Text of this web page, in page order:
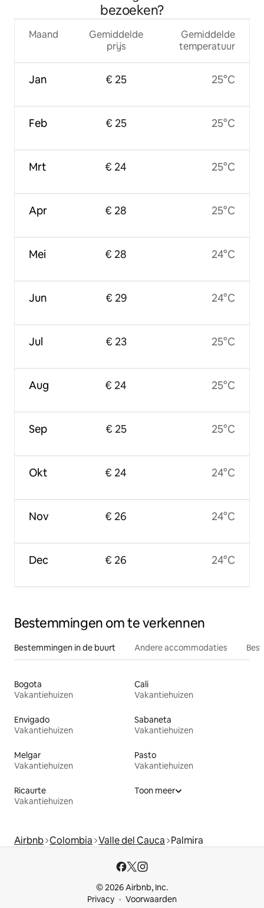
bezoeken?
Maand
Jan
Feb
Mrt
Apr
Mei
Jun
Jul
Aug
Sep
Okt
Nov
Dec
Gemiddelde
prijs
€ 25
€ 25
€ 24
€ 28
€ 28
€ 29
€ 23
€ 24
€ 25
€ 24
€ 26
€ 26
Gemiddelde
temperatuur
25°C
25°C
25°C
25°C
24°C
24°C
25°C
25°C
25°C
24°C
24°C
24°C
Bestemmingen om te verkennen
Bestemmingen in de buurt Andere accommodaties
Bogota
Vakantiehuizen
Cali
Vakantiehuizen
Envigado
Vakantiehuizen
Sabaneta
Vakantiehuizen
Melgar
Vakantiehuizen
Pasto
Vakantiehuizen
Ricaurte
Vakantiehuizen
Toon meer
Airbnb Colombia Valle del Cauca Palmira
© 2026 Airbnb, Inc.
Privacy
Voorwaarden